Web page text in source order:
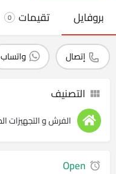
بروفايل تقيمات 0
إتصال واتساب
التصنيف
Open